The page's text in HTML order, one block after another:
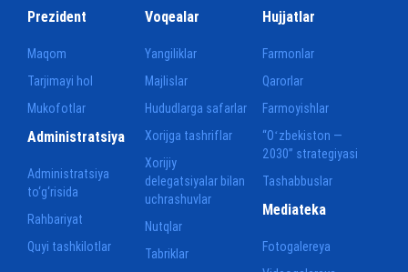
Prezident
Maqom
Tarjimayi hol
Mukofotlar
Voqealar
Yangiliklar
Majlislar
Hududlarga safarlar
Xorijga tashriflar
Xorijiy
delegatsiyalar bilan
uchrashuvlar
Nutqlar
Tabriklar
Hujjatlar
Farmonlar
Qarorlar
Farmoyishlar
“Oʻzbekiston —
2030” strategiyasi
Tashabbuslar
Administratsiya
Administratsiya
to‘g‘risida
Rahbariyat
Quyi tashkilotlar
Mediateka
Fotogalereya